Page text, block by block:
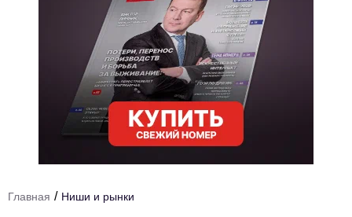
Ниши и рынки
Технологии и тренды
Главная / Ниши и рынки